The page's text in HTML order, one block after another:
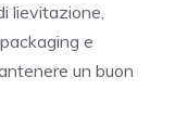
lievitazione,
e
un buon